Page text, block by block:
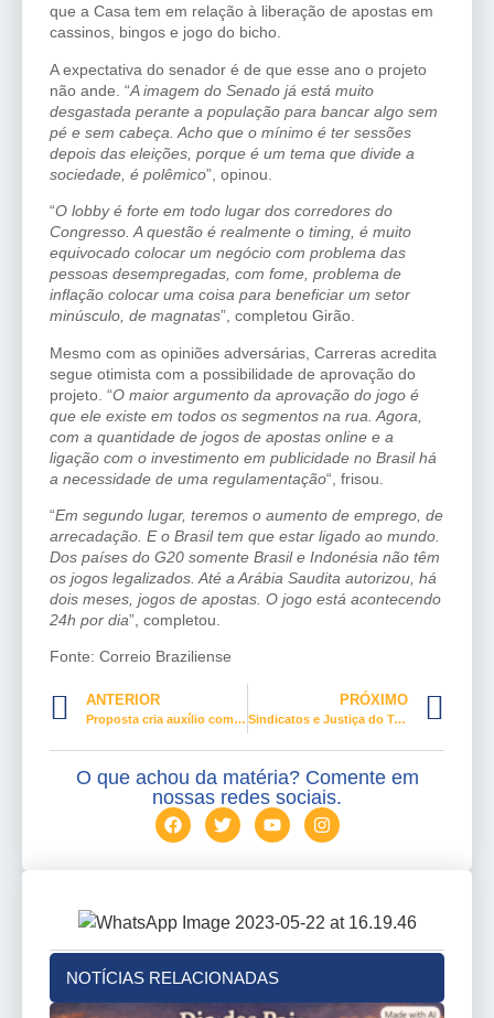
que a Casa tem em relação à liberação de apostas em
cassinos, bingos e jogo do bicho.
A expectativa do senador é de que esse ano o projeto
não ande. “A imagem do Senado já está muito
desgastada perante a população para bancar algo sem
pé e sem cabeça. Acho que o mínimo é ter sessões
depois das eleições, porque é um tema que divide a
sociedade, é polêmico”, opinou.
“O lobby é forte em todo lugar dos corredores do
Congresso. A questão é realmente o timing, é muito
equivocado colocar um negócio com problema das
pessoas desempregadas, com fome, problema de
inflação colocar uma coisa para beneficiar um setor
minúsculo, de magnatas”, completou Girão.
Mesmo com as opiniões adversárias, Carreras acredita
segue otimista com a possibilidade de aprovação do
projeto. “O maior argumento da aprovação do jogo é
que ele existe em todos os segmentos na rua. Agora,
com a quantidade de jogos de apostas online e a
ligação com o investimento em publicidade no Brasil há
a necessidade de uma regulamentação“, frisou.
“Em segundo lugar, teremos o aumento de emprego, de
arrecadação. E o Brasil tem que estar ligado ao mundo.
Dos países do G20 somente Brasil e Indonésia não têm
os jogos legalizados. Até a Arábia Saudita autorizou, há
dois meses, jogos de apostas. O jogo está acontecendo
24h por dia”, completou.
Fonte: Correio Braziliense
ANTERIOR
Proposta cria auxílio combustível de R$ 250 para valer depois da eleição deste ano
PRÓXIMO
Sindicatos e Justiça do Trabalho defendem revogação da reforma trabalhista
O que achou da matéria? Comente em
nossas redes sociais.
NOTÍCIAS RELACIONADAS